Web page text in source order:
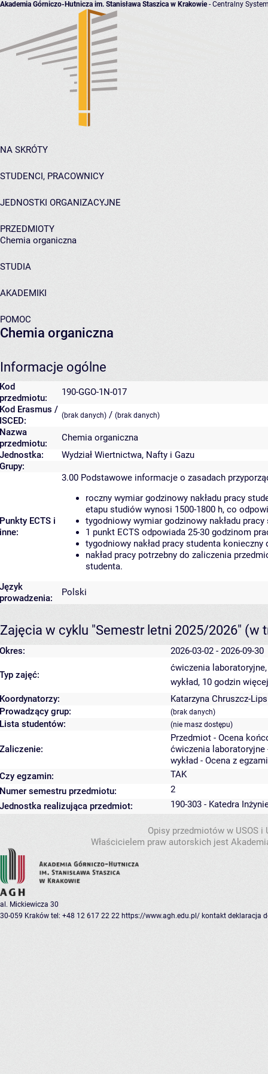
Akademia Górniczo-Hutnicza im. Stanisława Staszica w Krakowie- Centralny
NA SKRÓTY
STUDENCI, PRACOWNICY
JEDNOSTKI ORGANIZACYJNE
PRZEDMIOTY
Chemia organiczna
STUDIA
AKADEMIKI
POMOC
Chemia organiczna
Informacje ogólne
Kod
przedmiotu:
190-GGO-1N-017
Kod Erasmus /
ISCED:
(brak danych) / (brak danych)
Nazwa
przedmiotu:
Chemia organiczna
Jednostka:
Wydział Wiertnictwa, Nafty i Gazu
Grupy:
Punkty ECTS i
inne:
3.00 Podstawowe informacje o zasadach
roczny wymiar godzinowy nakładu pracy
etapu studiów wynosi 1500-1800 h, co
tygodniowy wymiar godzinowy nakładu
1 punkt ECTS odpowiada 25-30 godzinom
tygodniowy nakład pracy studenta
nakład pracy potrzebny do zaliczenia
studenta.
Język
prowadzenia:
Polski
Zajęcia w cyklu "Semestr letni 2025/2026" (w
Okres: 2026-03-02 - 2026-09-30
Typ zajęć:
ćwiczenia
wykład, 10 godzin
Koordynatorzy:
Katarzyna Chruszcz-
Prowadzący grup:
(brak danych)
Lista studentów: (nie masz dostępu)
Zaliczenie:
Przedmiot - Ocena
ćwiczenia laboratoryjne
wykład - Ocena z
Czy egzamin:
TAK
Numer semestru przedmiotu:
2
Jednostka realizująca przedmiot:
190-303 - Katedra
Opisy przedmiotów w USOS
Właścicielem praw autorskich jest
al. Mickiewicza 30
30-059 Kraków tel: +48 12 617 22 22 https://www.agh.edu.pl/ kontakt deklaracja